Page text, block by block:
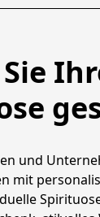
und
mit